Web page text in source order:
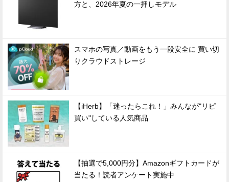
方と、2026年夏の一押しモデル
スマホの写真／動画をもう一段安全に 買い切
りクラウドストレージ
【iHerb】「迷ったらこれ！」みんなが"リピ
買い"している人気商品
【抽選で5,000円分】Amazonギフトカードが
当たる！読者アンケート実施中